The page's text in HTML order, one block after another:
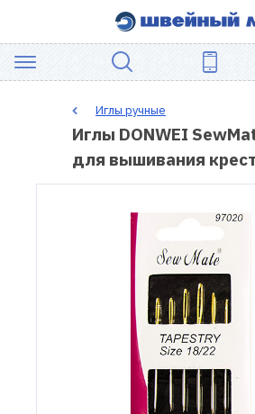
ШВЕЙНОЕ
ОБОРУДОВАНИЕ
Иглы ручные
Иглы DONWEI
для вышивания